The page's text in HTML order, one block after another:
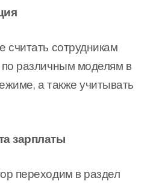
считать сотрудникам
различным моделям в
а также учитывать
зарплаты
переходим в раздел